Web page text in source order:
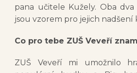
pana učitele Kužely. Oba
jsou vzorem pro jejich nadšení
Co pro tebe ZUŠ Veveří
ZUŠ Veveří mi umožnilo